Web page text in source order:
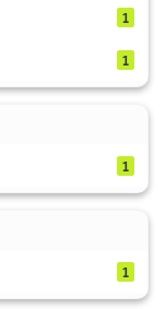
1
1
1
1